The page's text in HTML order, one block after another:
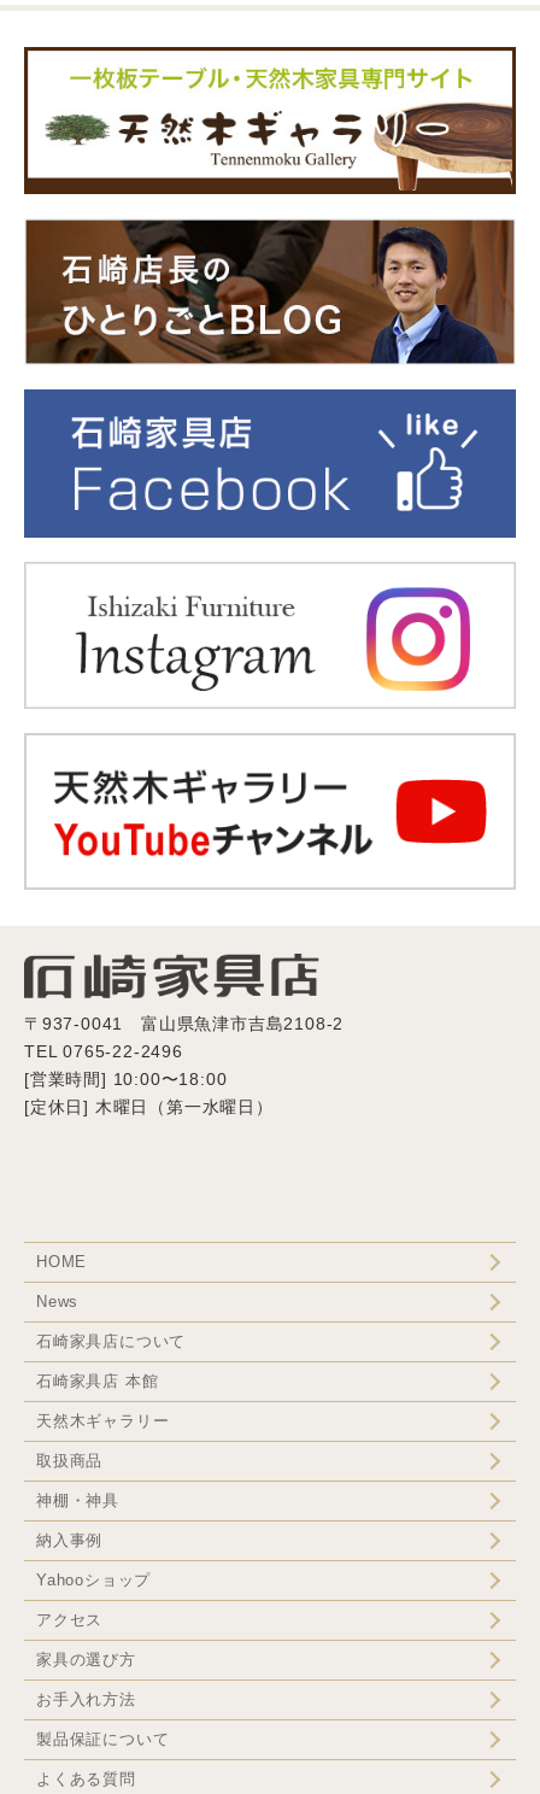
〒937-0041 富山県魚津市吉島2108-2
TEL 0765-22-2496
[営業時間] 10:00〜18:00
[定休日] 木曜日（第一水曜日）
HOME
News
石崎家具店について
石崎家具店 本館
天然木ギャラリー
取扱商品
神棚・神具
納入事例
Yahooショップ
アクセス
家具の選び方
お手入れ方法
製品保証について
よくある質問